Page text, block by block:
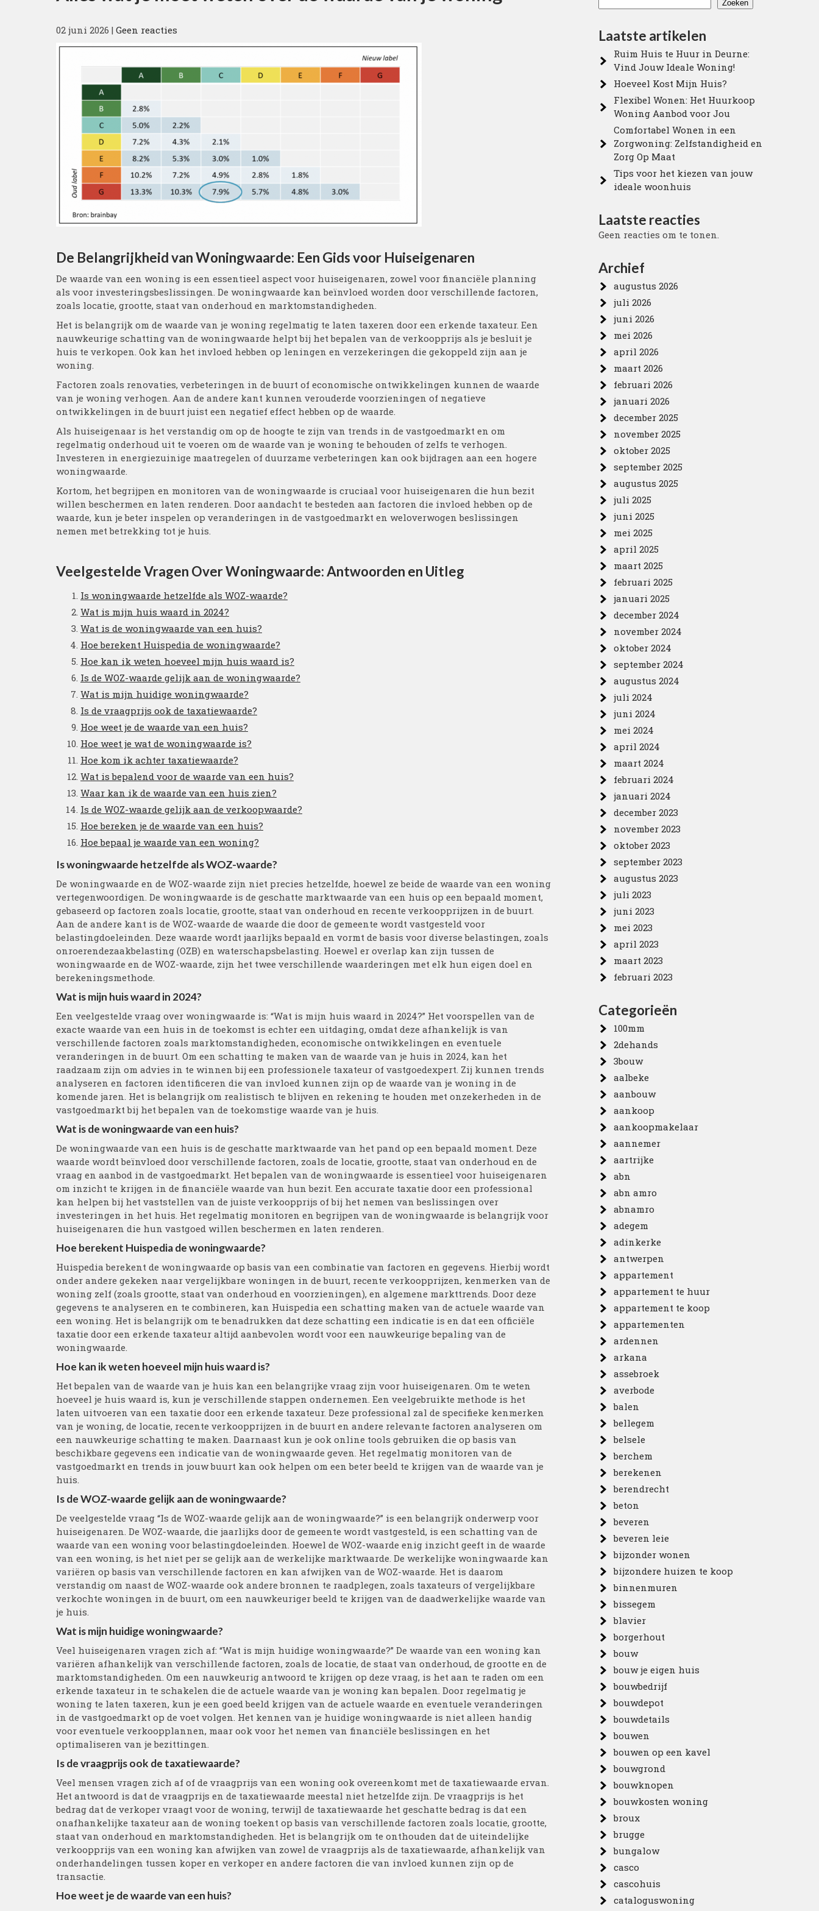
02 juni 2026 | Geen reacties
De Belangrijkheid van Woningwaarde: Een Gids voor Huiseigenaren
De waarde van een woning is een essentieel aspect voor huiseigenaren, zowel voor financiële planning
als voor investeringsbeslissingen. De woningwaarde kan beïnvloed worden door verschillende factoren,
zoals locatie, grootte, staat van onderhoud en marktomstandigheden.
Het is belangrijk om de waarde van je woning regelmatig te laten taxeren door een erkende taxateur. Een
nauwkeurige schatting van de woningwaarde helpt bij het bepalen van de verkoopprijs als je besluit je
huis te verkopen. Ook kan het invloed hebben op leningen en verzekeringen die gekoppeld zijn aan je
woning.
Factoren zoals renovaties, verbeteringen in de buurt of economische ontwikkelingen kunnen de waarde
van je woning verhogen. Aan de andere kant kunnen verouderde voorzieningen of negatieve
ontwikkelingen in de buurt juist een negatief effect hebben op de waarde.
Als huiseigenaar is het verstandig om op de hoogte te zijn van trends in de vastgoedmarkt en om
regelmatig onderhoud uit te voeren om de waarde van je woning te behouden of zelfs te verhogen.
Investeren in energiezuinige maatregelen of duurzame verbeteringen kan ook bijdragen aan een hogere
woningwaarde.
Kortom, het begrijpen en monitoren van de woningwaarde is cruciaal voor huiseigenaren die hun bezit
willen beschermen en laten renderen. Door aandacht te besteden aan factoren die invloed hebben op de
waarde, kun je beter inspelen op veranderingen in de vastgoedmarkt en weloverwogen beslissingen
nemen met betrekking tot je huis.
Veelgestelde Vragen Over Woningwaarde: Antwoorden en Uitleg
Is woningwaarde hetzelfde als WOZ-waarde?
Wat is mijn huis waard in 2024?
Wat is de woningwaarde van een huis?
Hoe berekent Huispedia de woningwaarde?
Hoe kan ik weten hoeveel mijn huis waard is?
Is de WOZ-waarde gelijk aan de woningwaarde?
Wat is mijn huidige woningwaarde?
Is de vraagprijs ook de taxatiewaarde?
Hoe weet je de waarde van een huis?
Hoe weet je wat de woningwaarde is?
Hoe kom ik achter taxatiewaarde?
Wat is bepalend voor de waarde van een huis?
Waar kan ik de waarde van een huis zien?
Is de WOZ-waarde gelijk aan de verkoopwaarde?
Hoe bereken je de waarde van een huis?
Hoe bepaal je waarde van een woning?
Is woningwaarde hetzelfde als WOZ-waarde?
De woningwaarde en de WOZ-waarde zijn niet precies hetzelfde, hoewel ze beide de waarde van een woning
vertegenwoordigen. De woningwaarde is de geschatte marktwaarde van een huis op een bepaald moment,
gebaseerd op factoren zoals locatie, grootte, staat van onderhoud en recente verkoopprijzen in de buurt.
Aan de andere kant is de WOZ-waarde de waarde die door de gemeente wordt vastgesteld voor
belastingdoeleinden. Deze waarde wordt jaarlijks bepaald en vormt de basis voor diverse belastingen, zoals
onroerendezaakbelasting (OZB) en waterschapsbelasting. Hoewel er overlap kan zijn tussen de
woningwaarde en de WOZ-waarde, zijn het twee verschillende waarderingen met elk hun eigen doel en
berekeningsmethode.
Wat is mijn huis waard in 2024?
Een veelgestelde vraag over woningwaarde is: “Wat is mijn huis waard in 2024?” Het voorspellen van de
exacte waarde van een huis in de toekomst is echter een uitdaging, omdat deze afhankelijk is van
verschillende factoren zoals marktomstandigheden, economische ontwikkelingen en eventuele
veranderingen in de buurt. Om een schatting te maken van de waarde van je huis in 2024, kan het
raadzaam zijn om advies in te winnen bij een professionele taxateur of vastgoedexpert. Zij kunnen trends
analyseren en factoren identificeren die van invloed kunnen zijn op de waarde van je woning in de
komende jaren. Het is belangrijk om realistisch te blijven en rekening te houden met onzekerheden in de
vastgoedmarkt bij het bepalen van de toekomstige waarde van je huis.
Wat is de woningwaarde van een huis?
De woningwaarde van een huis is de geschatte marktwaarde van het pand op een bepaald moment. Deze
waarde wordt beïnvloed door verschillende factoren, zoals de locatie, grootte, staat van onderhoud en de
vraag en aanbod in de vastgoedmarkt. Het bepalen van de woningwaarde is essentieel voor huiseigenaren
om inzicht te krijgen in de financiële waarde van hun bezit. Een accurate taxatie door een professional
kan helpen bij het vaststellen van de juiste verkoopprijs of bij het nemen van beslissingen over
investeringen in het huis. Het regelmatig monitoren en begrijpen van de woningwaarde is belangrijk voor
huiseigenaren die hun vastgoed willen beschermen en laten renderen.
Hoe berekent Huispedia de woningwaarde?
Huispedia berekent de woningwaarde op basis van een combinatie van factoren en gegevens. Hierbij wordt
onder andere gekeken naar vergelijkbare woningen in de buurt, recente verkoopprijzen, kenmerken van de
woning zelf (zoals grootte, staat van onderhoud en voorzieningen), en algemene markttrends. Door deze
gegevens te analyseren en te combineren, kan Huispedia een schatting maken van de actuele waarde van
een woning. Het is belangrijk om te benadrukken dat deze schatting een indicatie is en dat een officiële
taxatie door een erkende taxateur altijd aanbevolen wordt voor een nauwkeurige bepaling van de
woningwaarde.
Hoe kan ik weten hoeveel mijn huis waard is?
Het bepalen van de waarde van je huis kan een belangrijke vraag zijn voor huiseigenaren. Om te weten
hoeveel je huis waard is, kun je verschillende stappen ondernemen. Een veelgebruikte methode is het
laten uitvoeren van een taxatie door een erkende taxateur. Deze professional zal de specifieke kenmerken
van je woning, de locatie, recente verkoopprijzen in de buurt en andere relevante factoren analyseren om
een nauwkeurige schatting te maken. Daarnaast kun je ook online tools gebruiken die op basis van
beschikbare gegevens een indicatie van de woningwaarde geven. Het regelmatig monitoren van de
vastgoedmarkt en trends in jouw buurt kan ook helpen om een beter beeld te krijgen van de waarde van je
huis.
Is de WOZ-waarde gelijk aan de woningwaarde?
De veelgestelde vraag “Is de WOZ-waarde gelijk aan de woningwaarde?” is een belangrijk onderwerp voor
huiseigenaren. De WOZ-waarde, die jaarlijks door de gemeente wordt vastgesteld, is een schatting van de
waarde van een woning voor belastingdoeleinden. Hoewel de WOZ-waarde enig inzicht geeft in de waarde
van een woning, is het niet per se gelijk aan de werkelijke marktwaarde. De werkelijke woningwaarde kan
variëren op basis van verschillende factoren en kan afwijken van de WOZ-waarde. Het is daarom
verstandig om naast de WOZ-waarde ook andere bronnen te raadplegen, zoals taxateurs of vergelijkbare
verkochte woningen in de buurt, om een nauwkeuriger beeld te krijgen van de daadwerkelijke waarde van
je huis.
Wat is mijn huidige woningwaarde?
Veel huiseigenaren vragen zich af: “Wat is mijn huidige woningwaarde?” De waarde van een woning kan
variëren afhankelijk van verschillende factoren, zoals de locatie, de staat van onderhoud, de grootte en de
marktomstandigheden. Om een nauwkeurig antwoord te krijgen op deze vraag, is het aan te raden om een
erkende taxateur in te schakelen die de actuele waarde van je woning kan bepalen. Door regelmatig je
woning te laten taxeren, kun je een goed beeld krijgen van de actuele waarde en eventuele veranderingen
in de vastgoedmarkt op de voet volgen. Het kennen van je huidige woningwaarde is niet alleen handig
voor eventuele verkoopplannen, maar ook voor het nemen van financiële beslissingen en het
optimaliseren van je bezittingen.
Is de vraagprijs ook de taxatiewaarde?
Veel mensen vragen zich af of de vraagprijs van een woning ook overeenkomt met de taxatiewaarde ervan.
Het antwoord is dat de vraagprijs en de taxatiewaarde meestal niet hetzelfde zijn. De vraagprijs is het
bedrag dat de verkoper vraagt voor de woning, terwijl de taxatiewaarde het geschatte bedrag is dat een
onafhankelijke taxateur aan de woning toekent op basis van verschillende factoren zoals locatie, grootte,
staat van onderhoud en marktomstandigheden. Het is belangrijk om te onthouden dat de uiteindelijke
verkoopprijs van een woning kan afwijken van zowel de vraagprijs als de taxatiewaarde, afhankelijk van
onderhandelingen tussen koper en verkoper en andere factoren die van invloed kunnen zijn op de
transactie.
Hoe weet je de waarde van een huis?
Zoeken
Laatste artikelen
Ruim Huis te Huur in Deurne:
Vind Jouw Ideale Woning!
Hoeveel Kost Mijn Huis?
Flexibel Wonen: Het Huurkoop
Woning Aanbod voor Jou
Comfortabel Wonen in een
Zorgwoning: Zelfstandigheid en
Zorg Op Maat
Tips voor het kiezen van jouw
ideale woonhuis
Laatste reacties
Geen reacties om te tonen.
Archief
augustus 2026
juli 2026
juni 2026
mei 2026
april 2026
maart 2026
februari 2026
januari 2026
december 2025
november 2025
oktober 2025
september 2025
augustus 2025
juli 2025
juni 2025
mei 2025
april 2025
maart 2025
februari 2025
januari 2025
december 2024
november 2024
oktober 2024
september 2024
augustus 2024
juli 2024
juni 2024
mei 2024
april 2024
maart 2024
februari 2024
januari 2024
december 2023
november 2023
oktober 2023
september 2023
augustus 2023
juli 2023
juni 2023
mei 2023
april 2023
maart 2023
februari 2023
Categorieën
100mm
2dehands
3bouw
aalbeke
aanbouw
aankoop
aankoopmakelaar
aannemer
aartrijke
abn
abn amro
abnamro
adegem
adinkerke
antwerpen
appartement
appartement te huur
appartement te koop
appartementen
ardennen
arkana
assebroek
averbode
balen
bellegem
belsele
berchem
berekenen
berendrecht
beton
beveren
beveren leie
bijzonder wonen
bijzondere huizen te koop
binnenmuren
bissegem
blavier
borgerhout
bouw
bouw je eigen huis
bouwbedrijf
bouwdepot
bouwdetails
bouwen
bouwen op een kavel
bouwgrond
bouwknopen
bouwkosten woning
broux
brugge
bungalow
casco
cascohuis
cataloguswoning